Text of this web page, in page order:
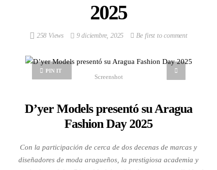
2025
258 Views 9 diciembre, 2025 Be first to comment
PIN IT
Screenshot
D’yer Models presentó su Aragua
Fashion Day 2025
Con la participación de cerca de dos decenas de marcas y
diseñadores de moda aragueños, la prestigiosa academia y